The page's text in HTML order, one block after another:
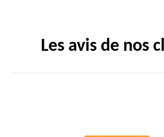
Les avis de nos